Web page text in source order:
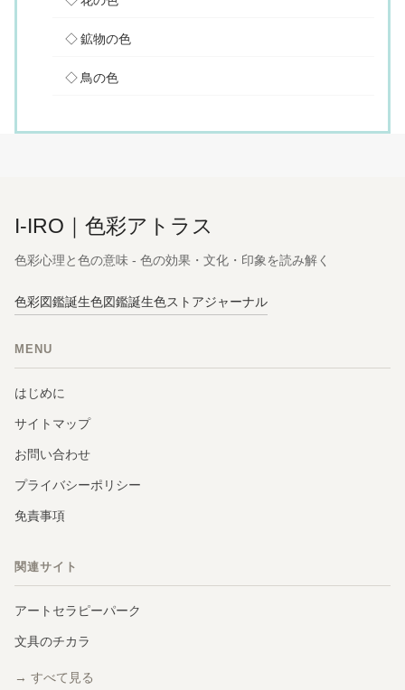
鉱物の色
鳥の色
I-IRO｜色彩アトラス
色彩心理と色の意味 - 色の効果・文化・印象を読み解く
色彩図鑑誕生色図鑑誕生色ストアジャーナル
MENU
はじめに
サイトマップ
お問い合わせ
プライバシーポリシー
免責事項
関連サイト
アートセラピーパーク
文具のチカラ
→ すべて見る